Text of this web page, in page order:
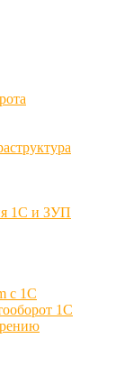
1С и ЗУП
с 1C
1С